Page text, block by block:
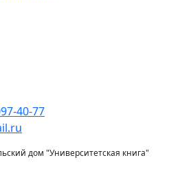
40-77
дом "Университетская книга"